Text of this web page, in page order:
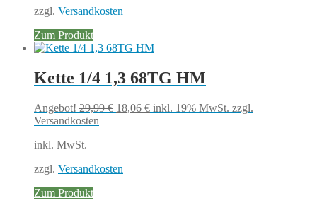
zzgl. Versandkosten
Zum Produkt
Kette 1/4 1,3 68TG HM
Angebot! 29,99€ Ursprünglicher
18,06 €Aktueller
inkl. 19% MwSt. zzgl.
Versandkosten
inkl. MwSt.
zzgl. Versandkosten
Zum Produkt